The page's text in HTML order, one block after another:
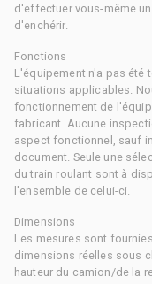
d'effectuer vous-même
d'enchérir.
Fonctions
L'équipement n'a pas été
situations applicables.
fonctionnement de
fabricant. Aucune
aspect fonctionnel, sauf
document. Seule une
du train roulant sont à
l'ensemble de celui-ci.
Dimensions
Les mesures sont
dimensions réelles sous
hauteur du camion/de la